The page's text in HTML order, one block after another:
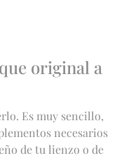
original a
Es muy sencillo,
necesarios
de tu lienzo o de